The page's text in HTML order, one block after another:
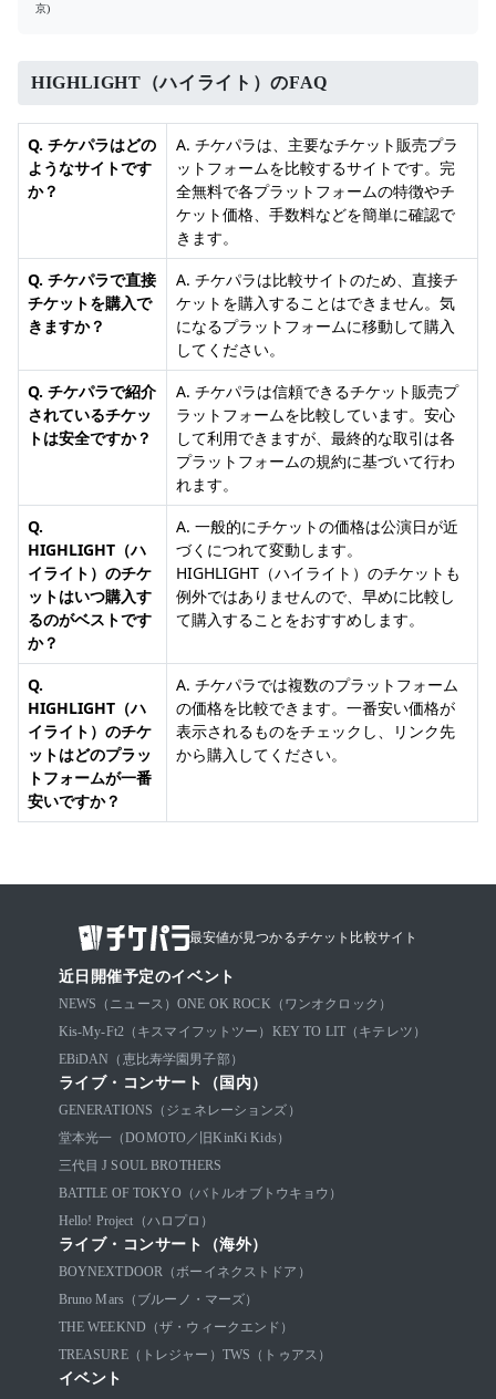
京)
HIGHLIGHT（ハイライト）のFAQ
Q. チケパラはどの
ようなサイトです
か？
A. チケパラは、主要なチケット販売プラ
ットフォームを比較するサイトです。完
全無料で各プラットフォームの特徴やチ
ケット価格、手数料などを簡単に確認で
きます。
Q. チケパラで直接
チケットを購入で
きますか？
A. チケパラは比較サイトのため、直接チ
ケットを購入することはできません。気
になるプラットフォームに移動して購入
してください。
Q. チケパラで紹介
されているチケッ
トは安全ですか？
A. チケパラは信頼できるチケット販売プ
ラットフォームを比較しています。安心
して利用できますが、最終的な取引は各
プラットフォームの規約に基づいて行わ
れます。
Q.
HIGHLIGHT（ハ
イライト）のチケ
ットはいつ購入す
るのがベストです
か？
A. 一般的にチケットの価格は公演日が近
づくにつれて変動します。
HIGHLIGHT（ハイライト）のチケットも
例外ではありませんので、早めに比較し
て購入することをおすすめします。
Q.
HIGHLIGHT（ハ
イライト）のチケ
ットはどのプラッ
トフォームが一番
安いですか？
A. チケパラでは複数のプラットフォーム
の価格を比較できます。一番安い価格が
表示されるものをチェックし、リンク先
から購入してください。
最安値が見つかるチケット比較サイト
近日開催予定のイベント
NEWS（ニュース） ONE OK ROCK（ワンオクロック）
Kis-My-Ft2（キスマイフットツー） KEY TO LIT（キテレツ）
EBiDAN（恵比寿学園男子部）
ライブ・コンサート（国内）
GENERATIONS（ジェネレーションズ）
堂本光一（DOMOTO／旧KinKi Kids）
三代目 J SOUL BROTHERS
BATTLE OF TOKYO（バトルオブトウキョウ）
Hello! Project（ハロプロ）
ライブ・コンサート（海外）
BOYNEXTDOOR（ボーイネクストドア）
Bruno Mars（ブルーノ・マーズ）
THE WEEKND（ザ・ウィークエンド）
TREASURE（トレジャー） TWS（トゥアス）
イベント